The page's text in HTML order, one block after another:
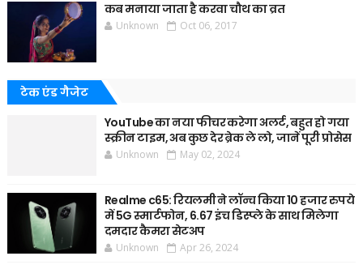
कब मनाया जाता है करवा चौथ का व्रत
Unknown Oct 06, 2017
टेक एंड गैजेट
YouTube का नया फीचर करेगा अलर्ट, बहुत हो गया
स्क्रीन टाइम, अब कुछ देर ब्रेक ले लो, जानें पूरी प्रोसेस
Unknown May 02, 2024
Realme c65: रियलमी ने लॉन्च किया 10 हजार रुपये
में 5G स्मार्टफोन, 6.67 इंच डिस्प्ले के साथ मिलेगा
दमदार कैमरा सेटअप
Unknown Apr 26, 2024